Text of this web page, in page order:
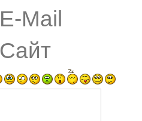
E-Mail
Сайт